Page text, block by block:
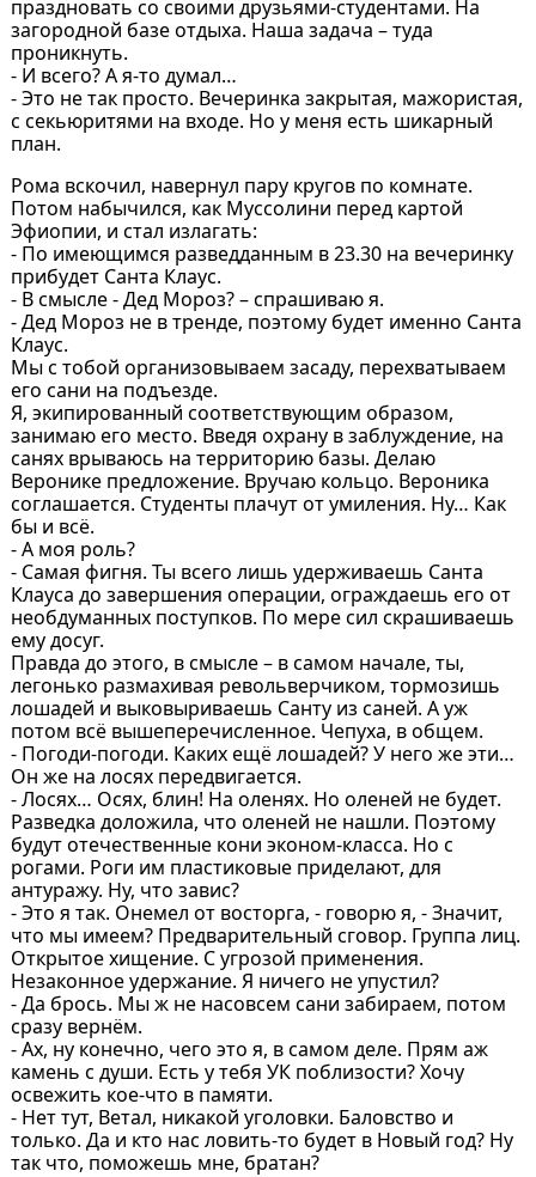
праздновать со своими друзьями-студентами. На
загородной базе отдыха. Наша задача – туда
проникнуть.
- И всего? А я-то думал…
- Это не так просто. Вечеринка закрытая, мажористая,
с секьюритями на входе. Но у меня есть шикарный
план.
Рома вскочил, навернул пару кругов по комнате.
Потом набычился, как Муссолини перед картой
Эфиопии, и стал излагать:
- По имеющимся разведданным в 23.30 на вечеринку
прибудет Санта Клаус.
- В смысле - Дед Мороз? – спрашиваю я.
- Дед Мороз не в тренде, поэтому будет именно Санта
Клаус.
Мы с тобой организовываем засаду, перехватываем
его сани на подъезде.
Я, экипированный соответствующим образом,
занимаю его место. Введя охрану в заблуждение, на
санях врываюсь на территорию базы. Делаю
Веронике предложение. Вручаю кольцо. Вероника
соглашается. Студенты плачут от умиления. Ну… Как
бы и всё.
- А моя роль?
- Самая фигня. Ты всего лишь удерживаешь Санта
Клауса до завершения операции, ограждаешь его от
необдуманных поступков. По мере сил скрашиваешь
ему досуг.
Правда до этого, в смысле – в самом начале, ты,
легонько размахивая револьверчиком, тормозишь
лошадей и выковыриваешь Санту из саней. А уж
потом всё вышеперечисленное. Чепуха, в общем.
- Погоди-погоди. Каких ещё лошадей? У него же эти…
Он же на лосях передвигается.
- Лосях… Осях, блин! На оленях. Но оленей не будет.
Разведка доложила, что оленей не нашли. Поэтому
будут отечественные кони эконом-класса. Но с
рогами. Роги им пластиковые приделают, для
антуражу. Ну, что завис?
- Это я так. Онемел от восторга, - говорю я, - Значит,
что мы имеем? Предварительный сговор. Группа лиц.
Открытое хищение. С угрозой применения.
Незаконное удержание. Я ничего не упустил?
- Да брось. Мы ж не насовсем сани забираем, потом
сразу вернём.
- Ах, ну конечно, чего это я, в самом деле. Прям аж
камень с души. Есть у тебя УК поблизости? Хочу
освежить кое-что в памяти.
- Нет тут, Ветал, никакой уголовки. Баловство и
только. Да и кто нас ловить-то будет в Новый год? Ну
так что, поможешь мне, братан?